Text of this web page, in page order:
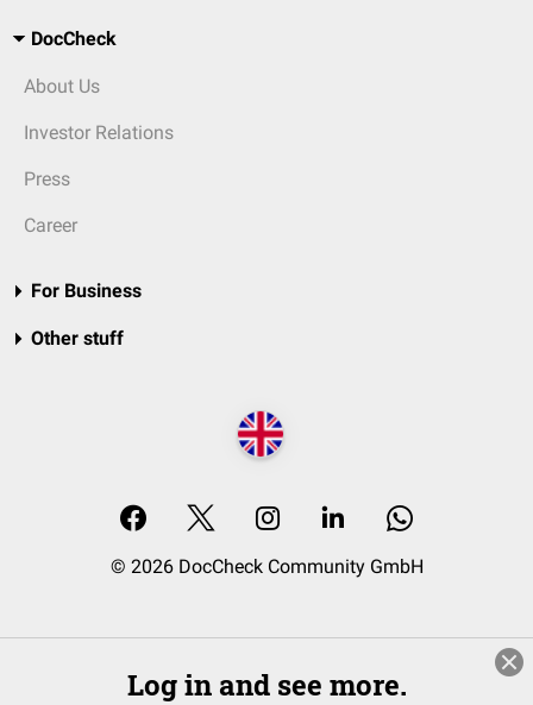
DocCheck
About Us
Investor Relations
Press
Career
For Business
Other stuff
© 2026 DocCheck Community GmbH
Log in and see more.